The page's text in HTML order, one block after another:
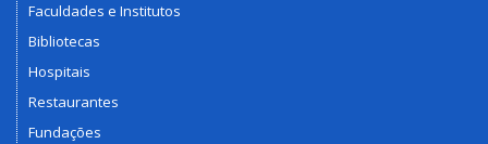
Faculdades e Institutos
Bibliotecas
Hospitais
Restaurantes
Fundações